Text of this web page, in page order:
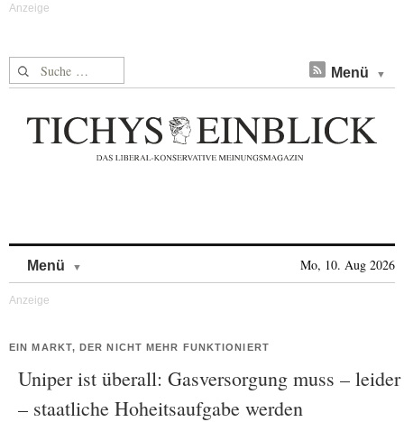
Suche nach: Menü
Menü Mo, 10. Aug 2026
EIN MARKT, DER NICHT MEHR FUNKTIONIERT
Uniper ist überall: Gasversorgung muss – leider
– staatliche Hoheitsaufgabe werden